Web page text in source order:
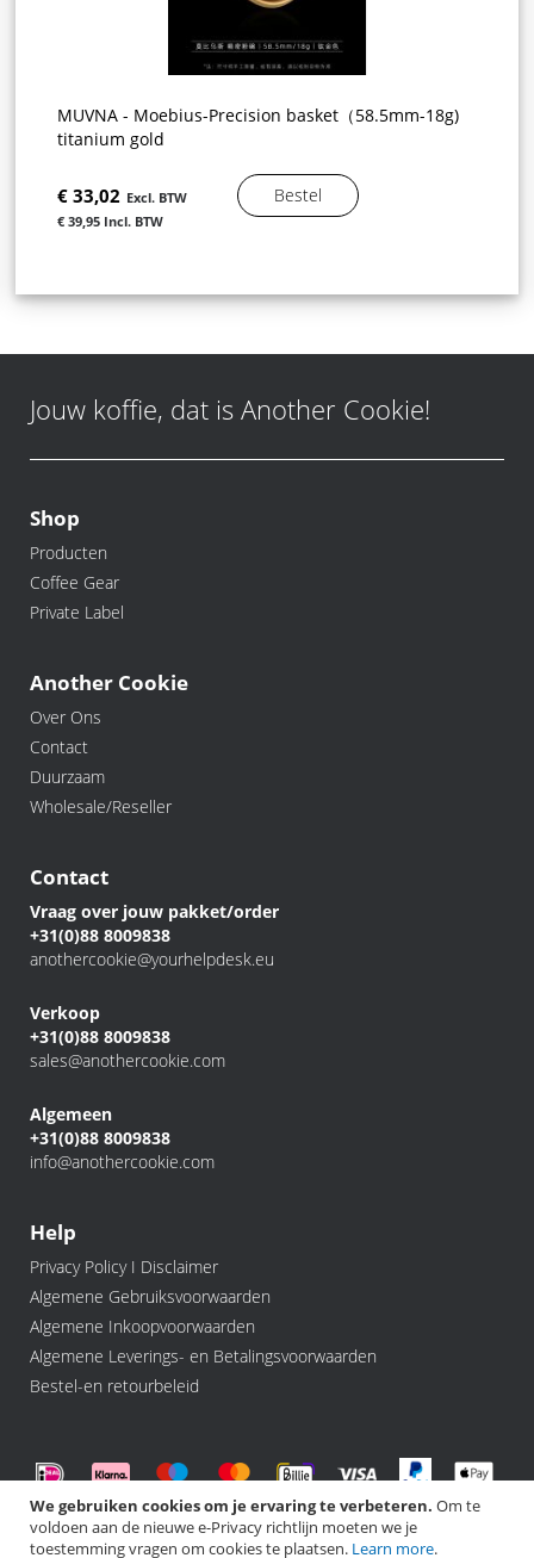
We gebruiken cookies om je ervaring te verbeteren. Om te
voldoen aan de nieuwe e-Privacy richtlijn moeten we je
toestemming vragen om cookies te plaatsen. Learn more.
MUVNA - Moebius-Precision basket（58.5mm-18g)
titanium gold
€ 33,02
€ 39,95
Bestel
Jouw koffie, dat is Another Cookie!
Shop
Producten
Coffee Gear
Private Label
Another Cookie
Over Ons
Contact
Duurzaam
Wholesale/Reseller
Contact
Vraag over jouw pakket/order
+31(0)88 8009838
anothercookie@yourhelpdesk.eu
Verkoop
+31(0)88 8009838
sales@anothercookie.com
Algemeen
+31(0)88 8009838
info@anothercookie.com
Help
Privacy Policy I Disclaimer
Algemene Gebruiksvoorwaarden
Algemene Inkoopvoorwaarden
Algemene Leverings- en Betalingsvoorwaarden
Bestel-en retourbeleid
©️ 2026 Another Cookie, All rights Reserved.